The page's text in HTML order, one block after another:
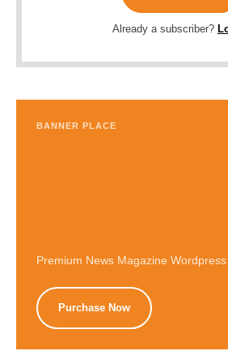
Already a subscriber?
BANNER PLACE
Premium News Magazine
Purchase Now